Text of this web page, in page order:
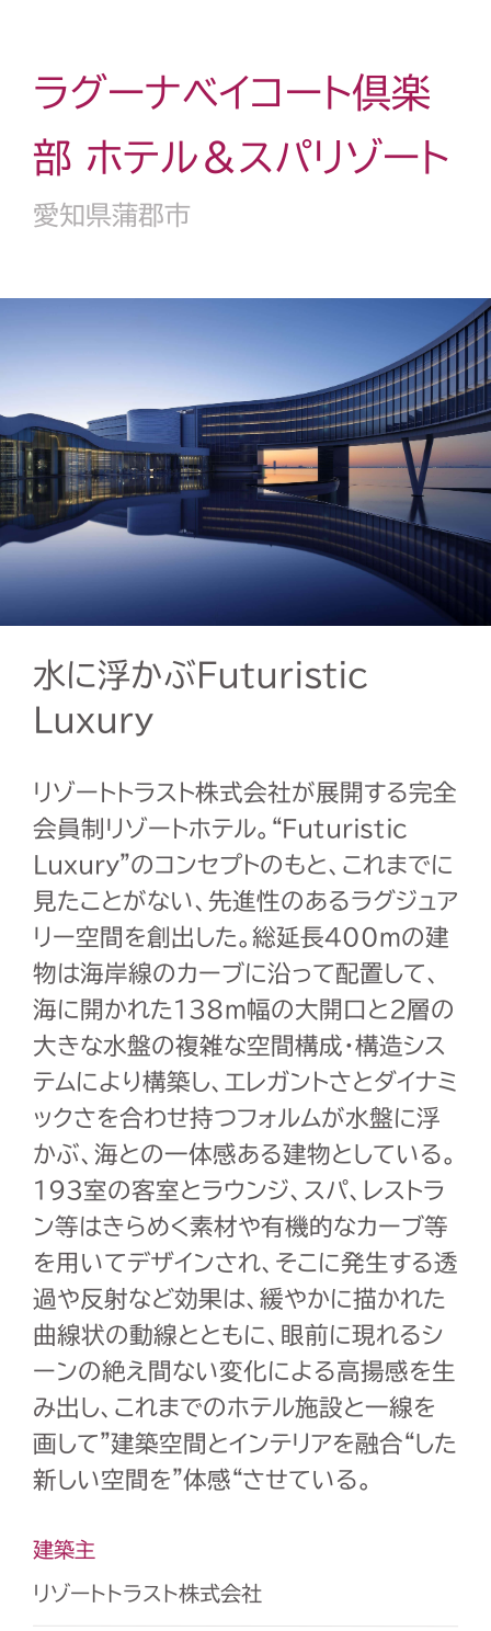
ラグーナベイコート倶楽
部 ホテル＆スパリゾート
愛知県蒲郡市
水に浮かぶFuturistic
Luxury
リゾートトラスト株式会社が展開する完全
会員制リゾートホテル。“Futuristic
Luxury”のコンセプトのもと、これまでに
見たことがない、先進性のあるラグジュア
リー空間を創出した。総延長400ｍの建
物は海岸線のカーブに沿って配置して、
海に開かれた138ｍ幅の大開口と2層の
大きな水盤の複雑な空間構成・構造シス
テムにより構築し、エレガントさとダイナミ
ックさを合わせ持つフォルムが水盤に浮
かぶ、海との一体感ある建物としている。
193室の客室とラウンジ、スパ、レストラ
ン等はきらめく素材や有機的なカーブ等
を用いてデザインされ、そこに発生する透
過や反射など効果は、緩やかに描かれた
曲線状の動線とともに、眼前に現れるシ
ーンの絶え間ない変化による高揚感を生
み出し、これまでのホテル施設と一線を
画して”建築空間とインテリアを融合“した
新しい空間を”体感“させている。
建築主
リゾートトラスト株式会社